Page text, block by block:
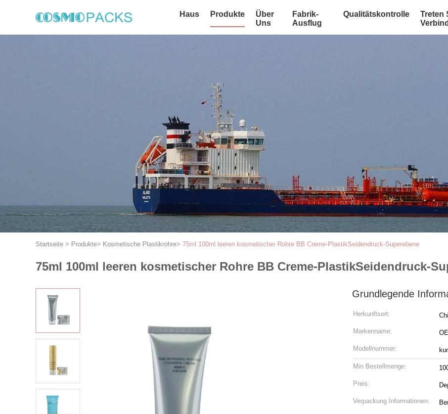
Haus Produkte
Über
Uns
Fabrik-
Ausflug
Qualitätskontrolle
Treten
Startseite > Produkte> Kosmetische Plastikrohre> 75ml 100ml leeren kosmetischer Rohre BB Creme-PlastikSeidendruck-Superebene
75ml 100ml leeren kosmetischer Rohre BB Creme-PlastikSeidendruck-
Grundlegende
Herkunftsort:
Markenname:
Modellnummer:
Min Bestellmenge:
Preis:
Verpackung Informationen: